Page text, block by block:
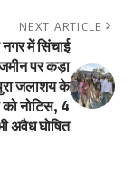
NEXT ARTICLE
में सिंचाई
पर कड़ा
जलाशय के
नोटिस, 4
अवैध घोषित